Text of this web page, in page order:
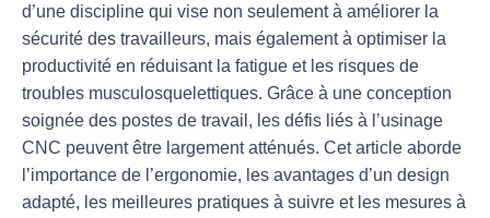
d’une discipline qui vise non seulement à améliorer la
sécurité des travailleurs, mais également à optimiser la
productivité en réduisant la fatigue et les risques de
troubles musculosquelettiques. Grâce à une conception
soignée des postes de travail , les défis liés à l’usinage
CNC peuvent être largement atténués. Cet article aborde
l’importance de l’ergonomie, les avantages d’un design
adapté, les meilleures pratiques à suivre et les mesures à